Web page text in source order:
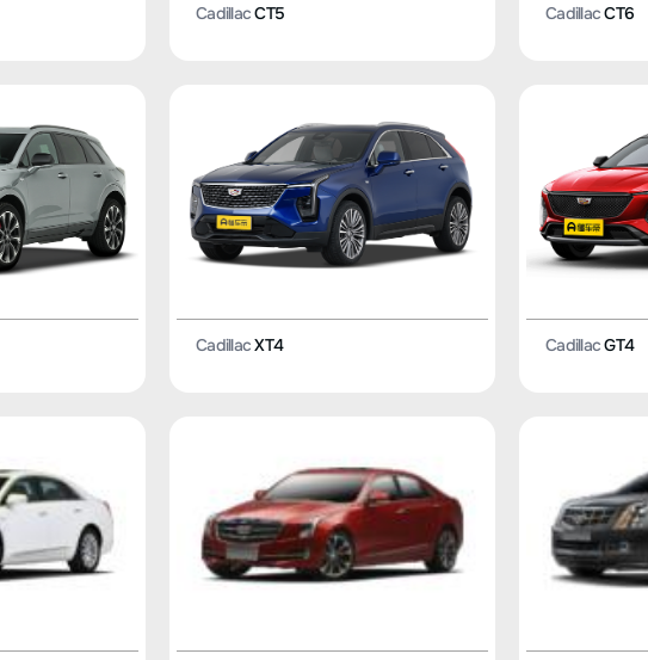
CadillacCT5 CadillacCT6
CadillacXT4 CadillacGT4